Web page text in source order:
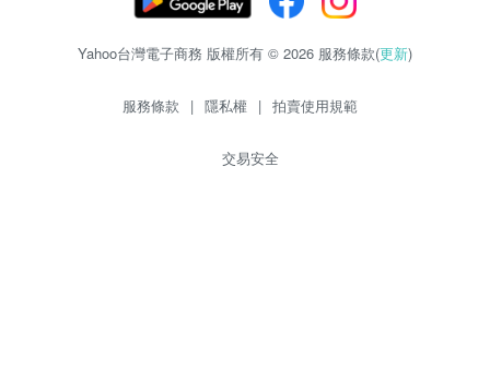
Yahoo台灣電子商務 版權所有 © 2026 服務條款(更新)
服務條款 | 隱私權 | 拍賣使用規範
交易安全